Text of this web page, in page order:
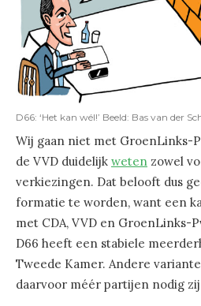
D66: ‘Het kan wél!’ Beeld: Bas van der
Wij gaan niet met GroenLinks-
de VVD duidelijk weten zowel
verkiezingen. Dat belooft dus
formatie te worden, want een
met CDA, VVD en GroenLinks-
D66 heeft een stabiele
Tweede Kamer. Andere
daarvoor méér partijen nodig